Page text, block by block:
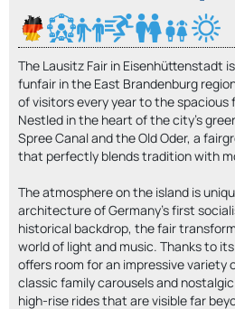
The Lausitz Fair in Eisenhüttenstadt
funfair in the East Brandenburg
of visitors every year to the spacious
Nestled in the heart of the city’s
Spree Canal and the Old Oder, a
that perfectly blends tradition with
The atmosphere on the island is
architecture of Germany’s first
historical backdrop, the fair
world of light and music. Thanks to
offers room for an impressive variety
classic family carousels and
high-rise rides that are visible far